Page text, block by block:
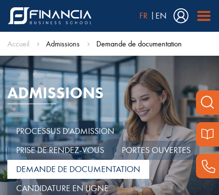
FR EN
Accueil Admissions Demande de documentation
ADMISSIONS
PROCESSUS D'ADMISSION
PRISE DE RENDEZ-VOUS
PORTES OUVERTES
DEMANDE DE DOCUMENTATION
CANDIDATURE EN LIGNE